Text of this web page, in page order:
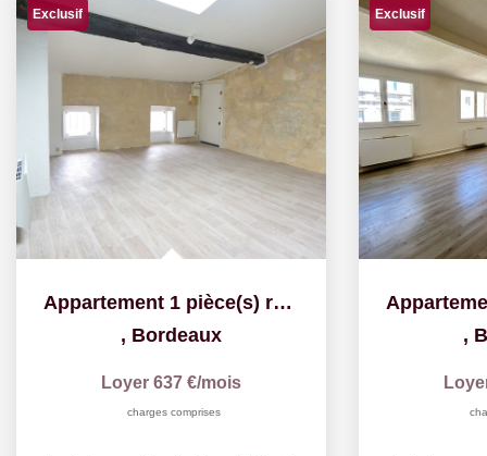
Exclusif
Appartement 1 pièce(s) rénové
, Bordeaux
Loyer 637 €/mois
charges comprises
Exclusif
,